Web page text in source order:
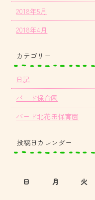
2018年5月
2018年4月
カテゴリー
日記
バード保育園
バード北花田保育園
投稿日カレンダー
日
月 火